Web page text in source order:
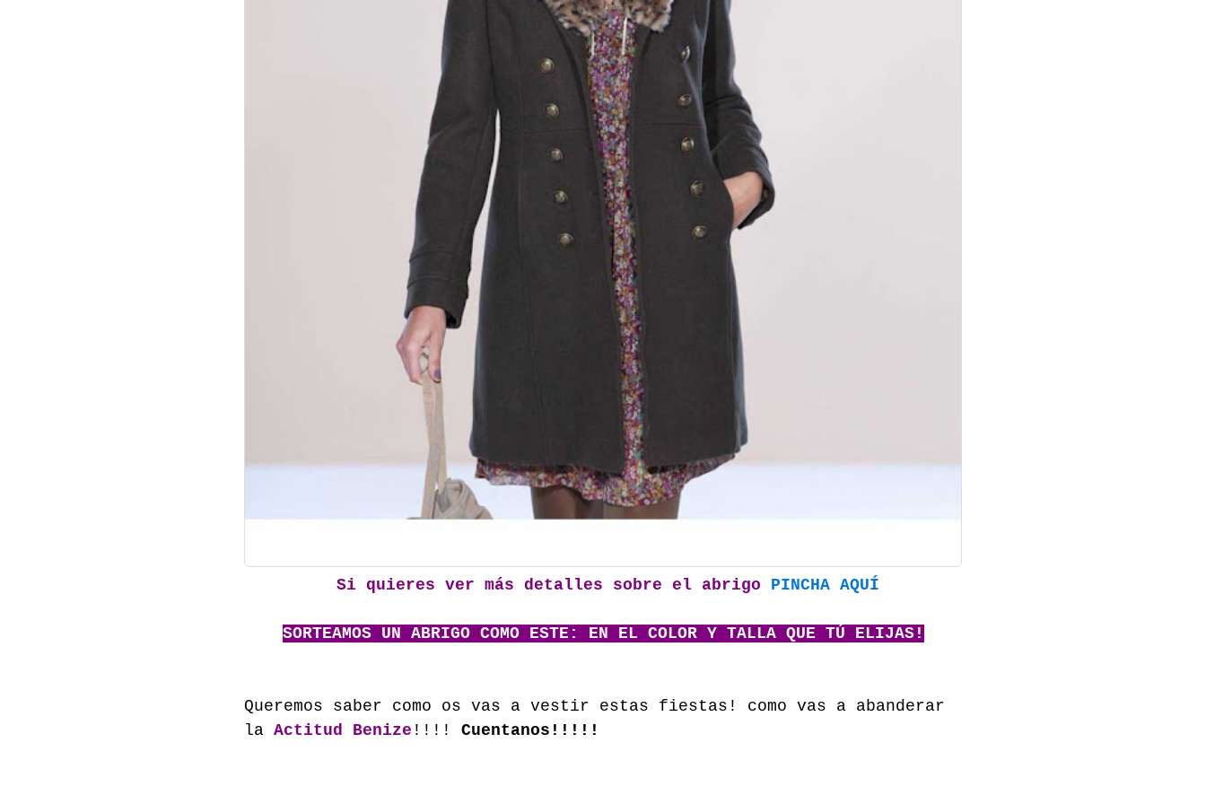
Si quieres ver más detalles sobre el abrigo PINCHA AQUÍ
SORTEAMOS UN ABRIGO COMO ESTE: EN EL COLOR Y TALLA QUE TÚ ELIJAS!
Queremos saber como os vas a vestir estas fiestas! como vas a abanderar
la Actitud Benize !!!! Cuentanos!!!!!